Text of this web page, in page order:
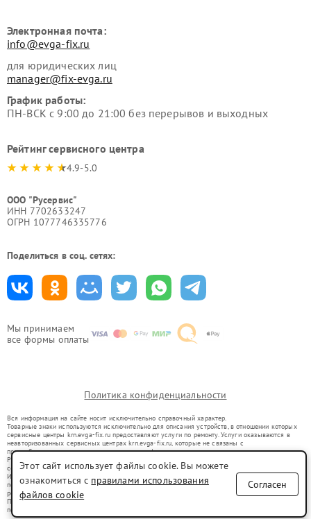
Мы принимаем
все формы оплаты
Электронная почта:
info@evga-fix.ru
для юридических лиц
manager@fix-evga.ru
График работы:
ПН-ВСК с 9:00 до 21:00 без перерывов и выходных
Рейтинг сервисного центра
4.9-5.0
ООО "Русервис"
ИНН 7702633247
ОГРН 1077746335776
Поделиться в соц. сетях:
Политика конфиденциальности
Вся информация на сайте носит исключительно справочный характер.
Товарные знаки используются исключительно для описания устройств, в отношении которых
сервисные центры krn.evga-fix.ru предоставляют услуги по ремонту. Услуги оказываются в
неавторизованных сервисных центрах krn.evga-fix.ru, которые не связаны с
правообладателями товарных знаков или их официальными представителями.
Ремонт осуществляется для устройств, уже введенных в гражданский оборот в соответствии
со статьей 1487 ГК РФ.
Использование товарных знаков не преследует цели индивидуализации услуг или введения
потребителей в заблуждение, а служит для информирования о предоставляемых услугах по
ремонту техники указанных брендов.
Представленная на сайте информация не является публичной офертой, определяемой
положениями Статьи 437(2) Гражданского кодекса РФ
Этот сайт использует файлы cookie. Вы можете
ознакомиться с правилами использования
файлов cookie
Согласен